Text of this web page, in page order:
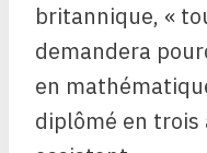
britannique, «
demandera
en
diplômé en trois